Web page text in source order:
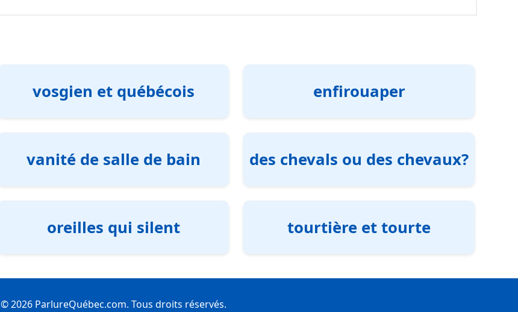
vosgien et québécois enfirouaper
vanité de salle de bain des chevals ou des chevaux?
oreilles qui silent tourtière et tourte
© 2026 ParlureQuébec.com. Tous droits réservés.